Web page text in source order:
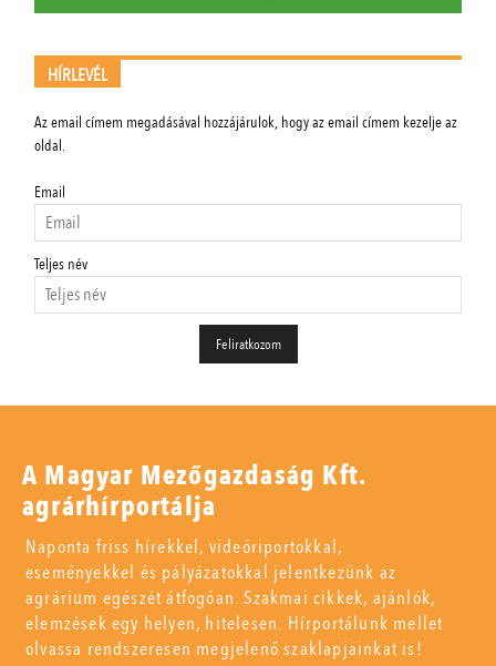
HÍRLEVÉL
Az email címem megadásával hozzájárulok, hogy az email címem kezelje az
oldal.
Email
Teljes név
A Magyar Mezőgazdaság Kft.
agrárhírportálja
Naponta friss hírekkel, videóriportokkal,
eseményekkel és pályázatokkal jelentkezünk az
agrárium egészét átfogóan. Szakmai cikkek, ajánlók,
elemzések egy helyen, hitelesen. Hírportálunk mellet
olvassa rendszeresen megjelenő szaklapjainkat is!